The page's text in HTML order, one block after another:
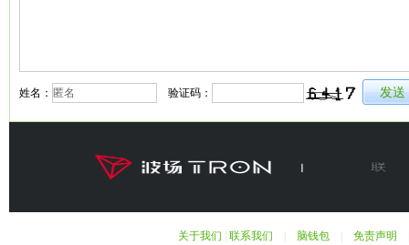
姓名： 验证码：
关于我们 联系我们 脑钱包 免责声明